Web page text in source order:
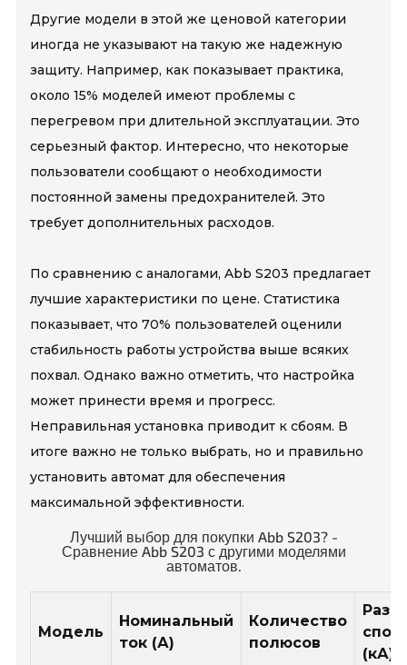
Другие модели в этой же ценовой категории
иногда не указывают на такую ​​же надежную
защиту. Например, как показывает практика,
около 15% моделей имеют проблемы с
перегревом при длительной эксплуатации. Это
серьезный фактор. Интересно, что некоторые
пользователи сообщают о необходимости
постоянной замены предохранителей. Это
требует дополнительных расходов.
По сравнению с аналогами, Abb S203 предлагает
лучшие характеристики по цене. Статистика
показывает, что 70% пользователей оценили
стабильность работы устройства выше всяких
похвал. Однако важно отметить, что настройка
может принести время и прогресс.
Неправильная установка приводит к сбоям. В
итоге важно не только выбрать, но и правильно
установить автомат для обеспечения
максимальной эффективности.
Лучший выбор для покупки Abb S203? -
Сравнение Abb S203 с другими моделями
автоматов.
Модель
Номинальный
ток (А)
Количество
полюсов
(кА)